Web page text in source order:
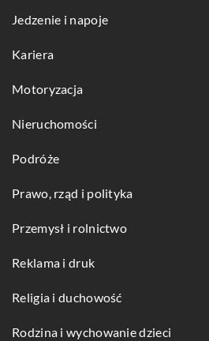
Jedzenie i napoje
Kariera
Motoryzacja
Nieruchomości
Podróże
Prawo, rząd i polityka
Przemysł i rolnictwo
Reklama i druk
Religia i duchowość
Rodzina i wychowanie dzieci